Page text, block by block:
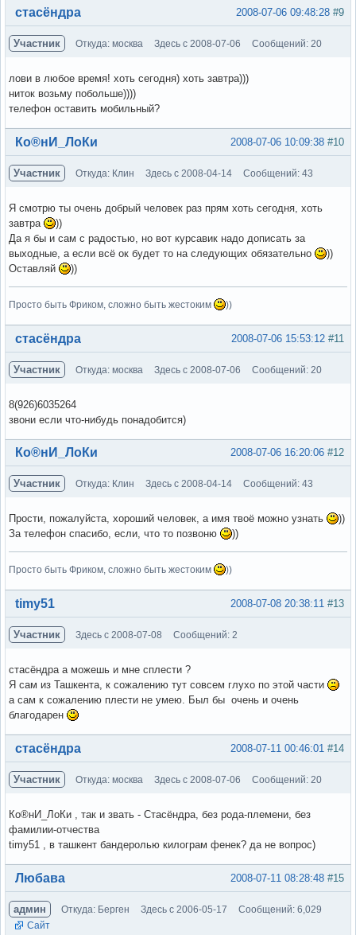
Вне форума #9
2008-07-06 09:48:28
стасёндра
Участник Откуда: москва Здесь с 2008-07-06 Сообщений: 20
лови в любое время! хоть сегодня) хоть завтра)))
ниток возьму побольше))))
телефон оставить мобильный?
Вне форума #10
2008-07-06 10:09:38
Ко®нИ_ЛоКи
Участник Откуда: Клин Здесь с 2008-04-14 Сообщений: 43
Я смотрю ты очень добрый человек раз прям хоть сегодня, хоть
завтра
))
Да я бы и сам с радостью, но вот курсавик надо дописать за
выходные, а если всё ок будет то на следующих обязательно
))
Оставляй
))
Просто быть Фриком, сложно быть жестоким ))
Вне форума #11
2008-07-06 15:53:12
стасёндра
Участник Откуда: москва Здесь с 2008-07-06 Сообщений: 20
8(926)6035264
звони если что-нибудь понадобится)
Вне форума #12
2008-07-06 16:20:06
Ко®нИ_ЛоКи
Участник Откуда: Клин Здесь с 2008-04-14 Сообщений: 43
Прости, пожалуйста, хороший человек, а имя твоё можно узнать
))
За телефон спасибо, если, что то позвоню
))
Просто быть Фриком, сложно быть жестоким ))
Вне форума #13
2008-07-08 20:38:11
timy51
Участник Здесь с 2008-07-08 Сообщений: 2
стасёндра а можешь и мне сплести ?
Я сам из Ташкента, к сожалению тут совсем глухо по этой части
а сам к сожалению плести не умею. Был бы очень и очень
благодарен
Вне форума #14
2008-07-11 00:46:01
стасёндра
Участник Откуда: москва Здесь с 2008-07-06 Сообщений: 20
Ко®нИ_ЛоКи , так и звать - Стасёндра, без рода-племени, без
фамилии-отчества
timy51 , в ташкент бандеролью килограм фенек? да не вопрос)
Вне форума #15
2008-07-11 08:28:48
Любава
админ Откуда: Берген Здесь с 2006-05-17
Сообщений: 6,029
Сайт